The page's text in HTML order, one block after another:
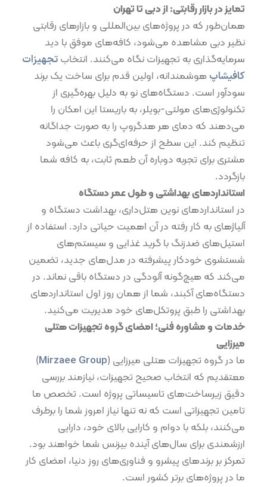
تمایز در بازار رقابتی: از دبی تا تهران
همان‌طور که در پروژه‌های بین‌المللی و بازارهای رقابتی
نظیر دبی مشاهده می‌شود، کافه‌های موفق با دید
سرمایه‌گذاری به تجهیزات نگاه می‌کنند. انتخابتجهیزات
کافیشاپهوشمندانه، اولین قدم برای ساخت یک برند
سودآور است. دستگاه‌های نو به دلیل بهره‌گیری از
تکنولوژی‌های مولتی-بویلر، به باریستا این امکان را
می‌دهند که دمای هر هد‌گروپ را به صورت جداگانه
تنظیم کند. این سطح از حرفه‌ای‌گری باعث می‌شود
مشتری برای تجربه دوباره آن طعم ثابت، به کافه شما
بازگردد.
استانداردهای بهداشتی و طول عمر دستگاه
در استانداردهای نوین هتل‌داری، بهداشت دستگاه و
آلیاژهای به کار رفته در آن اهمیت حیاتی دارد. استفاده از
استیل‌های ضدزنگ با گرید غذایی و سیستم‌های
شستشوی خودکار پیشرفته در مدل‌های جدید، تضمین
می‌کند که هیچ‌گونه آلودگی در دستگاه باقی نماند. در
دستگاه‌های آکبند، شما از همان روز اول استانداردهای
بهداشتی را طبق پروتکل‌های خود مدیریت می‌کنید.
خدمات و مشاوره فنی؛ امضای گروه تجهیزات هتلی
میرزایی
ما در گروه تجهیزات هتلی میرزایی (Mirzaee Group
)
معتقدیم که انتخاب صحیح تجهیزات، نیازمند بررسی
دقیق زیرساخت‌های تاسیساتی پروژه است. تخصص ما
تامین تجهیزاتی است که نه تنها نیاز امروز شما را برطرف
می‌کنند، بلکه با دوام و کارایی بالای خود، دارایی
ارزشمندی برای سال‌های آینده بیزنس شما خواهند بود.
تمرکز بر برندهای پیشرو و فناوری‌های روز دنیا، امضای کار
ما در پروژه‌های برتر کشور است.